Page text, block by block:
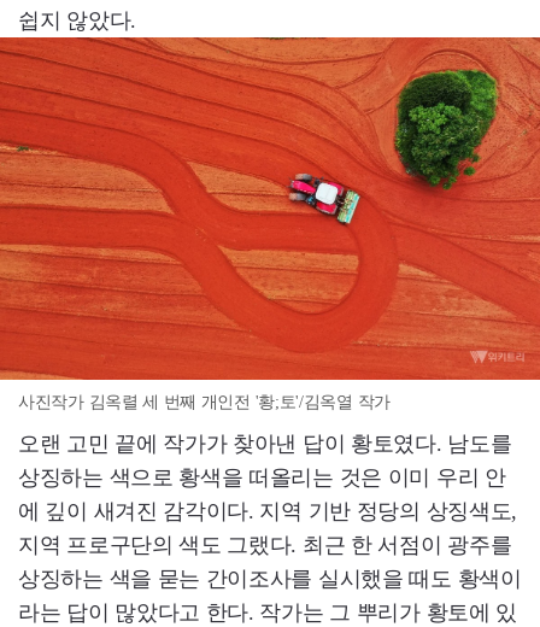
쉽지 않았다.
사진작가 김옥렬 세 번째 개인전 '황;토'/김옥열 작가
오랜 고민 끝에 작가가 찾아낸 답이 황토였다. 남도를
상징하는 색으로 황색을 떠올리는 것은 이미 우리 안
에 깊이 새겨진 감각이다. 지역 기반 정당의 상징색도,
지역 프로구단의 색도 그랬다. 최근 한 서점이 광주를
상징하는 색을 묻는 간이조사를 실시했을 때도 황색이
라는 답이 많았다고 한다. 작가는 그 뿌리가 황토에 있